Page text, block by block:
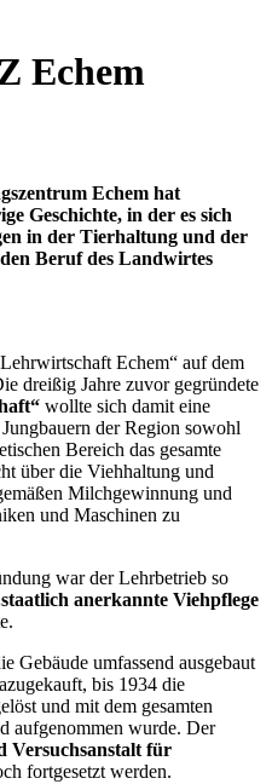
Echem
Echem hat
Geschichte, in der es sich
in der Tierhaltung und der
Beruf des Landwirtes
Echem“ auf dem
dreißig Jahre zuvor gegründete
wollte sich damit eine
der Region sowohl
Bereich das gesamte
über die Viehhaltung und
Milchgewinnung und
und Maschinen zu
war der Lehrbetrieb so
anerkannte Viehpflege
Gebäude umfassend ausgebaut
bis 1934 die
und mit dem gesamten
aufgenommen wurde. Der
Versuchsanstalt für
fortgesetzt werden.